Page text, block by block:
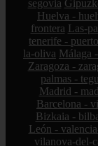
segovia
Huelva -
frontera Las-
tenerife -
la-oliva Málaga
Zaragoza -
palmas -
Madrid -
Barcelona -
Bizkaia -
León -
vilanova-del-